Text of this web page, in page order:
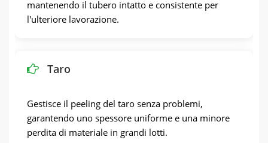
mantenendo il tubero intatto e consistente per
l'ulteriore lavorazione.
Taro
Gestisce il peeling del taro senza problemi,
garantendo uno spessore uniforme e una minore
perdita di materiale in grandi lotti.